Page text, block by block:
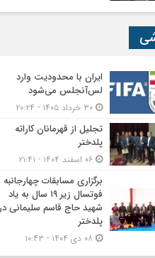
ایران با محدودیت وارد
لس‌آنجلس می‌شود
تجلیل از قهرمانان کاراته
پلدختر
برگزاری مسابقات چهارجانبه
فوتسال زیر ۱۹ سال به یاد
شهید حاج قاسم سلیمانی در
پلدختر